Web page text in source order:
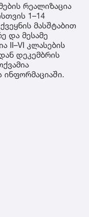
რეალიზაცია
1–14
მასშტაბით
და მესამე
II–VI კლასების
დეკემბრის
ინფორმაციაში.